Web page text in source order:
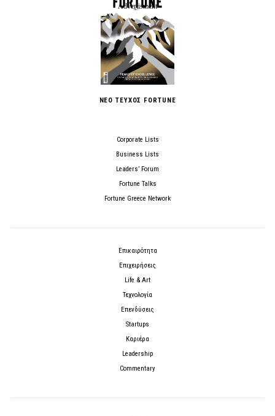
ΝΕΟ ΤΕΥΧΟΣ FORTUNE
Corporate Lists
Business Lists
Leaders’ Forum
Fortune Talks
Fortune Greece Network
Επικαιρότητα
Επιχειρήσεις
Life & Art
Τεχνολογία
Επενδύσεις
Startups
Καριέρα
Leadership
Commentary